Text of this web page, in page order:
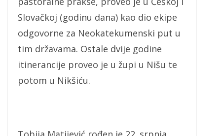
Slovačkoj (godinu dana) kao dio ekipe
odgovorne za Neokatekumenski put u
tim državama. Ostale dvije godine
itinerancije proveo je u župi u Nišu te
potom u Nikšiću.